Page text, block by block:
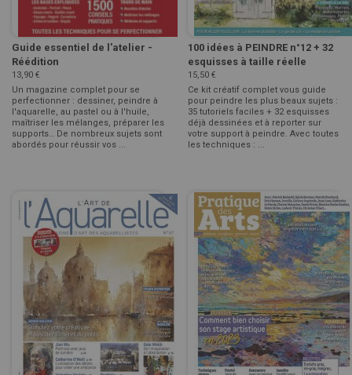
Guide essentiel de l'atelier -
Réédition
13,90 €
Un magazine complet pour se
perfectionner : dessiner, peindre à
l'aquarelle, au pastel ou à l'huile,
maîtriser les mélanges, préparer les
supports… De nombreux sujets sont
abordés pour réussir vos ...
100 idées à PEINDRE n°12 + 32
esquisses à taille réelle
15,50 €
Ce kit créatif complet vous guide
pour peindre les plus beaux sujets :
35 tutoriels faciles + 32 esquisses
déjà dessinées et à reporter sur
votre support à peindre. Avec toutes
les techniques : ...